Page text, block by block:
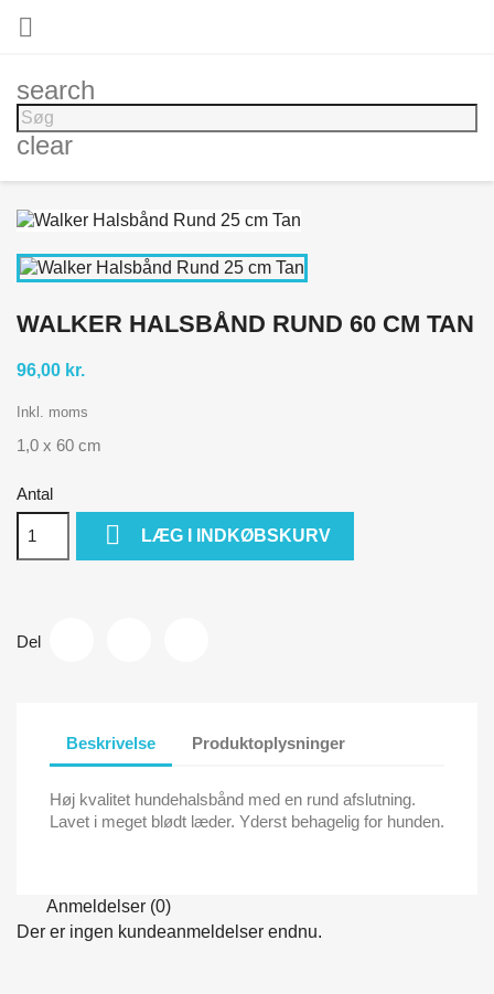

search
clear
WALKER HALSBÅND RUND 60 CM TAN
96,00 kr.
Inkl. moms
1,0 x 60 cm
Antal
 LÆG I INDKØBSKURV
Del
Beskrivelse Produktoplysninger
Høj kvalitet hundehalsbånd med en rund afslutning.
Lavet i meget blødt læder. Yderst behagelig for hunden.
Anmeldelser (0)
Der er ingen kundeanmeldelser endnu.